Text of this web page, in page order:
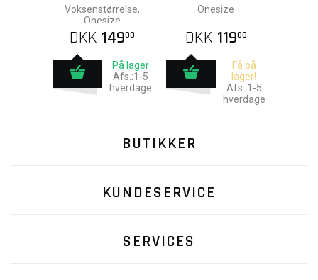
Voksenstørrelse,
Onesize
DKK 14900
På lager
Afs.:1-5
hverdage
Onesize
DKK 11900
Få på
lager!
Afs.:1-5
hverdage
BUTIKKER
KUNDESERVICE
SERVICES